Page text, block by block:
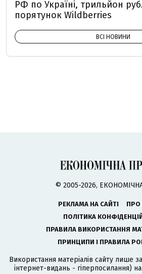
РФ по Україні, трильйон
порятунок Wildberries
ВСІ НОВИНИ
© 2005-2026,
РЕКЛАМА НА САЙТІ
ПРО
ПОЛІТИКА
ПРАВИЛА ВИКОРИСТАННЯ
ПРИНЦИПИ І ПРАВИЛА
Використання матеріалів сайту лише
інтернет-видань - гіперпосилання)